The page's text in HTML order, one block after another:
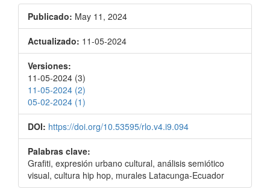
Publicado: May 11, 2024
Actualizado: 11-05-2024
Versiones:
11-05-2024 (3)
11-05-2024 (2)
05-02-2024 (1)
DOI: https://doi.org/10.53595/rlo.v4.i9.094
Palabras clave:
Grafiti, expresión urbano cultural, análisis semiótico
visual, cultura hip hop, murales Latacunga-Ecuador